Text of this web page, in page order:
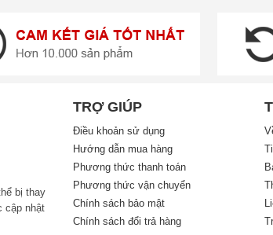
bị thay
cập nhật
TRỢ GIÚP
Điều khoản sử dụng
Hướng dẫn mua hàng
Phương thức thanh toán
Phương thức vận chuyển
Chính sách bảo mật
Chính sách đổi trả hàng